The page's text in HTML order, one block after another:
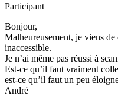
Participant
Bonjour,
Malheureusement, je viens
inaccessible.
Je n’ai même pas réussi à
Est-ce qu’il faut vraiment
est-ce qu’il faut un peu
André